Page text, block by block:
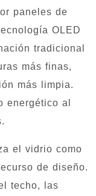
paneles de
OLED
tradicional
más finas,
más limpia.
energético al
el vidrio como
de diseño.
techo, las